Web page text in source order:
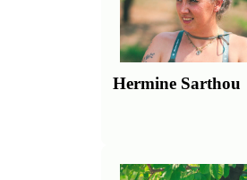
Hermine Sarthou